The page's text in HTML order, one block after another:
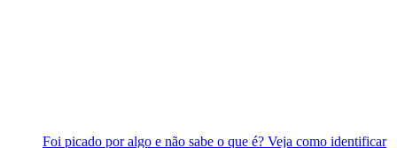
Foi picado por algo e não sabe o que é? Veja como identificar